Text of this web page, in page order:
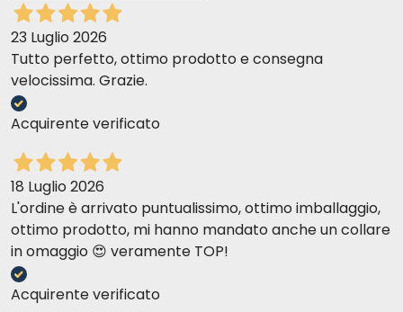
23 Luglio 2026
Tutto perfetto, ottimo prodotto e consegna
velocissima. Grazie.
Acquirente verificato
18 Luglio 2026
L'ordine è arrivato puntualissimo, ottimo imballaggio,
ottimo prodotto, mi hanno mandato anche un collare
in omaggio 😍 veramente TOP!
Acquirente verificato